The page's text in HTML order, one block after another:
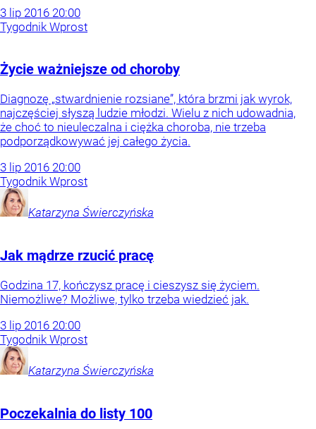
3 lip 2016 20:00
Tygodnik Wprost
Życie ważniejsze od choroby
Diagnozę „stwardnienie rozsiane”, która brzmi jak wyrok,
najczęściej słyszą ludzie młodzi. Wielu z nich udowadnia,
że choć to nieuleczalna i ciężka choroba, nie trzeba
podporządkowywać jej całego życia.
3 lip 2016 20:00
Tygodnik Wprost
Katarzyna Świerczyńska
Jak mądrze rzucić pracę
Godzina 17, kończysz pracę i cieszysz się życiem.
Niemożliwe? Możliwe, tylko trzeba wiedzieć jak.
3 lip 2016 20:00
Tygodnik Wprost
Katarzyna Świerczyńska
Poczekalnia do listy 100